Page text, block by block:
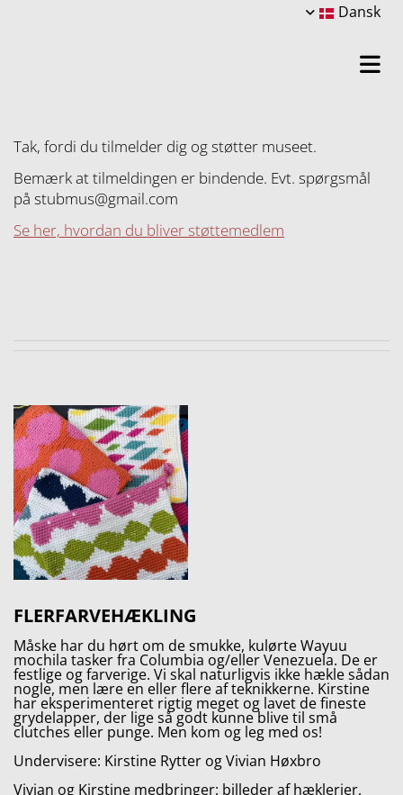
Dansk
Tak, fordi du tilmelder dig og støtter museet.
Bemærk at tilmeldingen er bindende. Evt. spørgsmål
på stubmus@gmail.com
Se her, hvordan du bliver støttemedlem
FLERFARVEHÆKLING
Måske har du hørt om de smukke, kulørte Wayuu
mochila tasker fra Columbia og/eller Venezuela. De er
festlige og farverige. Vi skal naturligvis ikke hækle sådan
nogle, men lære en eller flere af teknikkerne. Kirstine
har eksperimenteret rigtig meget og lavet de fineste
grydelapper, der lige så godt kunne blive til små
clutches eller punge. Men kom og leg med os!
Undervisere: Kirstine Rytter og Vivian Høxbro
Vivian og Kirstine medbringer: billeder af hæklerier,